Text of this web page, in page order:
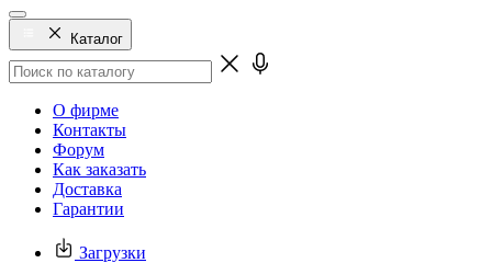
Каталог
О фирме
Контакты
Форум
Как заказать
Доставка
Гарантии
Загрузки